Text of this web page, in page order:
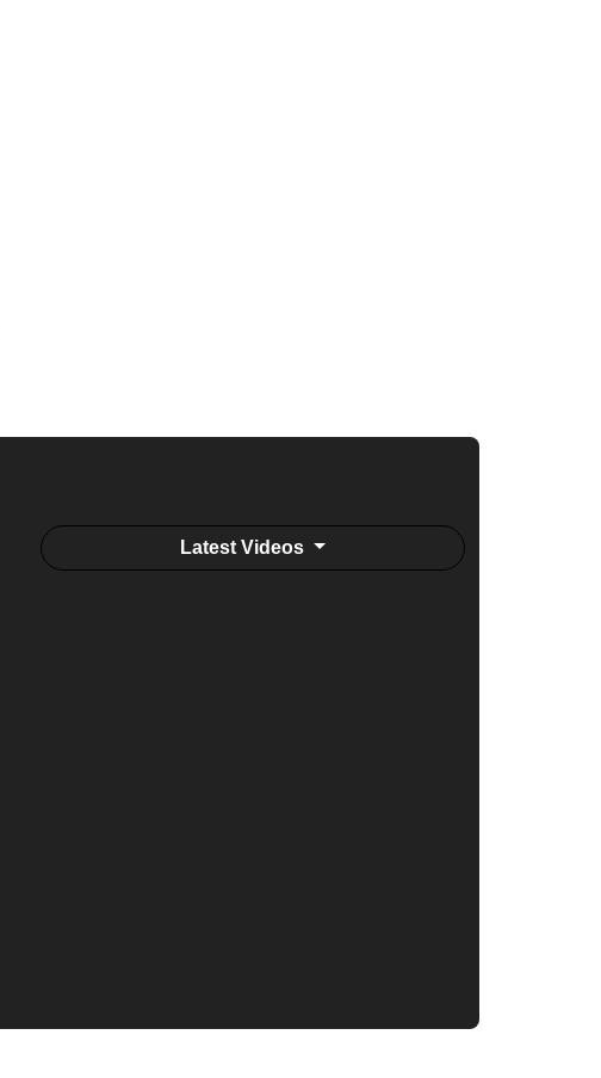
Latest Videos